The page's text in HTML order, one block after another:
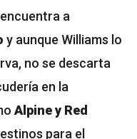
a
y aunque Williams lo
no se descarta
en la
Alpine y Red
para el